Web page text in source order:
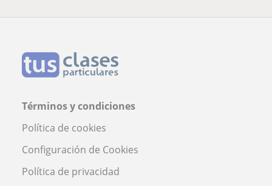
Términos y condiciones
Política de cookies
Configuración de Cookies
Política de privacidad